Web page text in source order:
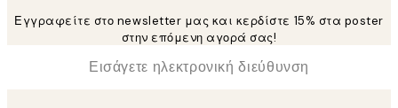
Εγγραφείτε στο newsletter μας και κερδίστε 15% στα poster
στην επόμενη αγορά σας!
Ηλεκτρονική Διεύθυνση